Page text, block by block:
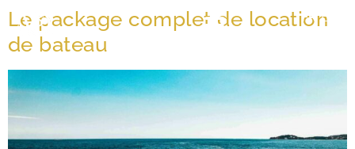
FR EN
Le package complet de location
de bateau